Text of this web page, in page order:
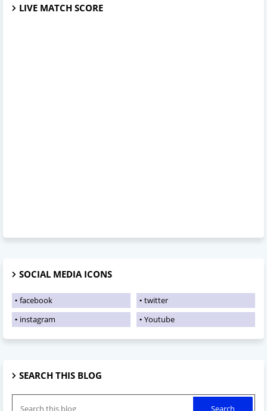
LIVE MATCH SCORE
SOCIAL MEDIA ICONS
facebook
twitter
instagram
Youtube
SEARCH THIS BLOG